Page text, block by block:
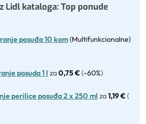
Lidl kataloga: Top ponude
posuđa 10 kom(Multifunkcionalne)
posuda 1 l za0,75 €(-60%)
perilice posuđa 2 x 250 ml za1,19 €(